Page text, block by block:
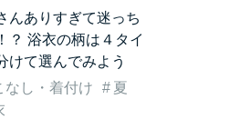
をも
実…
《数倍楽しくなる》着物
んありすぎて迷っち
？ 浴衣の柄は４タイ
けて選んでみよう
なし・着付け
夏